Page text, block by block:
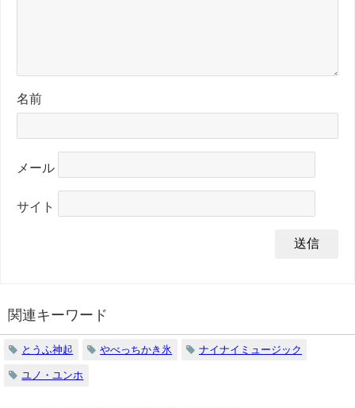
名前
メール
サイト
関連キーワード
とうふ神起 やべっちかき氷 ナイナイミュージック
ユノ・ユンホ